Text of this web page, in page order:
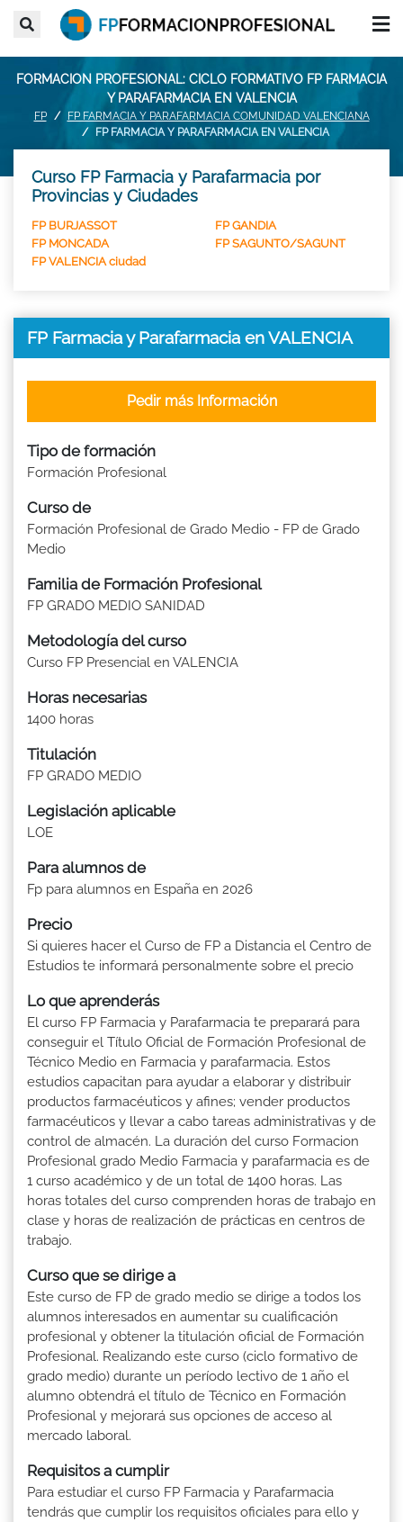
FORMACION PROFESIONAL: CICLO FORMATIVO FP FARMACIA
Y PARAFARMACIA EN VALENCIA
FP
FP FARMACIA Y PARAFARMACIA COMUNIDAD VALENCIANA
FP FARMACIA Y PARAFARMACIA EN VALENCIA
Curso FP Farmacia y Parafarmacia por
Provincias y Ciudades
FP BURJASSOT
FP GANDIA
FP MONCADA
FP SAGUNTO/SAGUNT
FP VALENCIA ciudad
FP Farmacia y Parafarmacia en VALENCIA
Tipo de formación
Formación Profesional
Curso de
Formación Profesional de Grado Medio - FP de Grado
Medio
Familia de Formación Profesional
FP GRADO MEDIO SANIDAD
Metodología del curso
Curso FP Presencial en VALENCIA
Horas necesarias
1400 horas
Titulación
FP GRADO MEDIO
Legislación aplicable
LOE
Para alumnos de
Fp para alumnos en España en 2026
Precio
Si quieres hacer el Curso de FP a Distancia el Centro de
Estudios te informará personalmente sobre el precio
Pedir más Información
Lo que aprenderás
El curso FP Farmacia y Parafarmacia te preparará para
conseguir el Título Oficial de Formación Profesional de
Técnico Medio en Farmacia y parafarmacia. Estos
estudios capacitan para ayudar a elaborar y distribuir
productos farmacéuticos y afines; vender productos
farmacéuticos y llevar a cabo tareas administrativas y de
control de almacén. La duración del curso Formacion
Profesional grado Medio Farmacia y parafarmacia es de
1 curso académico y de un total de 1400 horas. Las
horas totales del curso comprenden horas de trabajo en
clase y horas de realización de prácticas en centros de
trabajo.
Curso que se dirige a
Este curso de FP de grado medio se dirige a todos los
alumnos interesados en aumentar su cualificación
profesional y obtener la titulación oficial de Formación
Profesional. Realizando este curso (ciclo formativo de
grado medio) durante un período lectivo de 1 año el
alumno obtendrá el título de Técnico en Formación
Profesional y mejorará sus opciones de acceso al
mercado laboral.
Requisitos a cumplir
Para estudiar el curso FP Farmacia y Parafarmacia
tendrás que cumplir los requisitos oficiales para ello y